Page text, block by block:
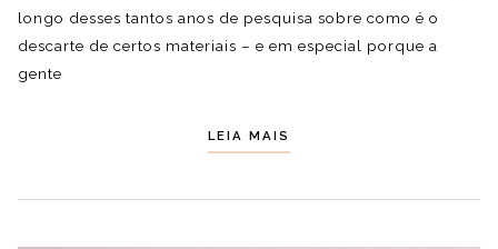
longo desses tantos anos de pesquisa sobre como é o
descarte de certos materiais – e em especial porque a
gente
LEIA MAIS